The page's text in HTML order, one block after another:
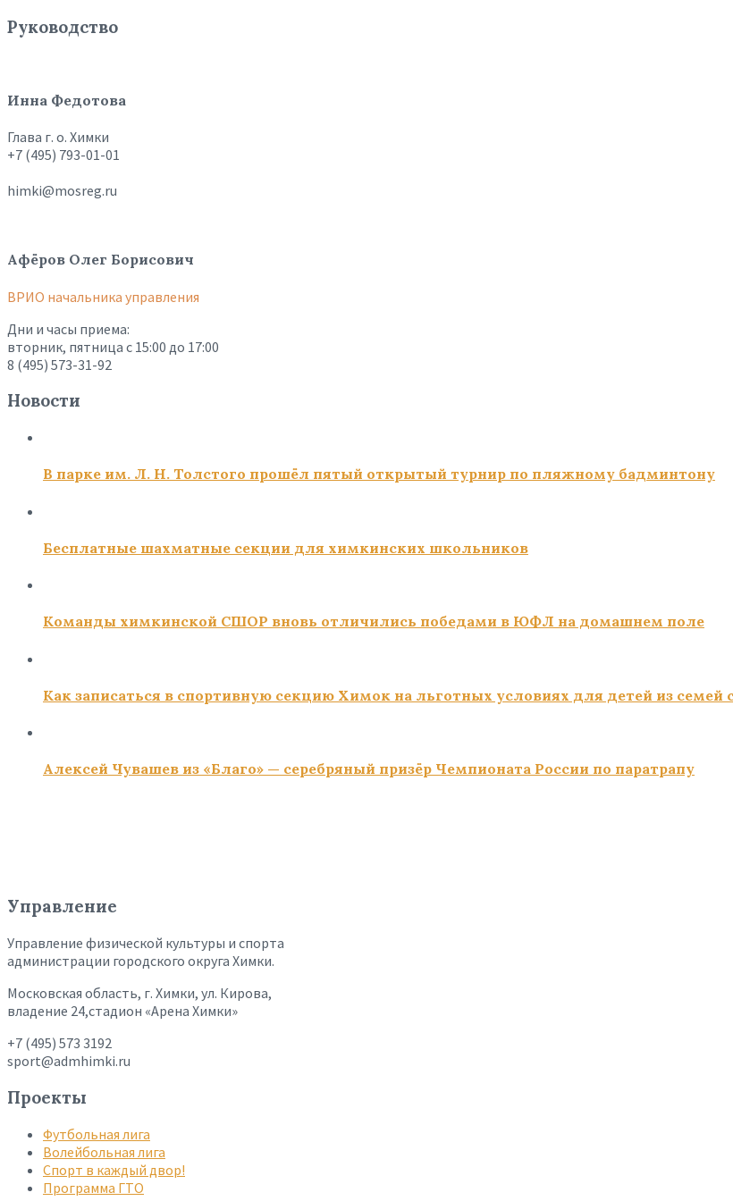
Руководство
Инна Федотова
Глава г. о. Химки
+7 (495) 793-01-01
himki@mosreg.ru
Афёров Олег Борисович
ВРИО начальника управления
Дни и часы приема:
вторник, пятница с 15:00 до 17:00
8 (495) 573-31-92
Новости
В парке им. Л. Н. Толстого прошёл пятый открытый турнир по пляжному бадминтону
Бесплатные шахматные секции для химкинских школьников
Команды химкинской СШОР вновь отличились победами в ЮФЛ на домашнем поле
Как записаться в спортивную секцию Химок на льготных условиях для детей из семей
Алексей Чувашев из «Благо» — серебряный призёр Чемпионата России по паратрапу
Управление
Управление физической культуры и спорта
администрации городского округа Химки.
Московская область, г. Химки, ул. Кирова,
владение 24,стадион «Арена Химки»
+7 (495) 573 3192
sport@admhimki.ru
Проекты
Футбольная лига
Волейбольная лига
Спорт в каждый двор!
Программа ГТО